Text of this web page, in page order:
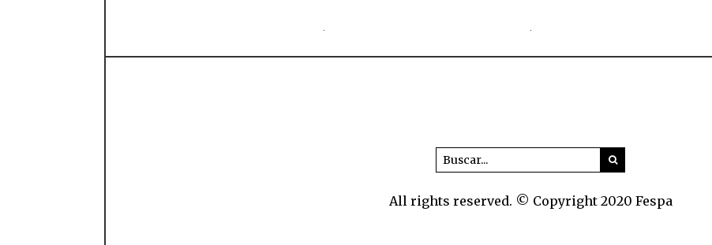
All rights reserved. © Copyright 2020 Fespa